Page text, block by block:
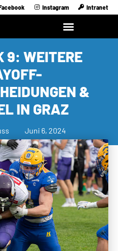
Instagram Intranet
9: WEITERE
&
IN GRAZ
Juni 6, 2024